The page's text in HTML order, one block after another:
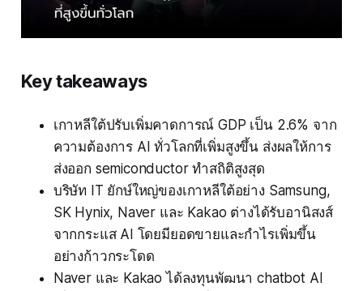
Key takeaways
เกาหลีใต้ปรับเพิ่มคาดการณ์ GDP เป็น 2.6% จาก
ความต้องการ AI ทั่วโลกที่เพิ่มสูงขึ้น ส่งผลให้การ
ส่งออก semiconductor ทำสถิติสูงสุด
บริษัท IT ยักษ์ใหญ่ของเกาหลีใต้อย่าง Samsung,
SK Hynix, Naver และ Kakao ต่างได้รับอานิสงส์
จากกระแส AI โดยมียอดขายและกำไรเพิ่มขึ้น
อย่างก้าวกระโดด
Naver และ Kakao ได้ลงทุนพัฒนา chatbot AI